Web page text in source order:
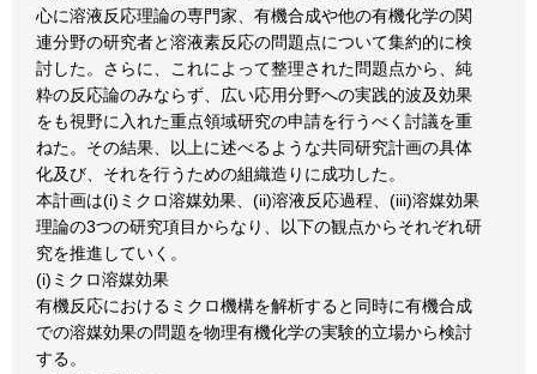
心に溶液反応理論の専門家、有機合成や他の有機化学の関
連分野の研究者と溶液素反応の問題点について集約的に検
討した。さらに、これによって整理された問題点から、純
粋の反応論のみならず、広い応用分野への実践的波及効果
をも視野に入れた重点領域研究の申請を行うべく討議を重
ねた。その結果、以上に述べるような共同研究計画の具体
化及び、それを行うための組織造りに成功した。
本計画は(i)ミクロ溶媒効果、(ii)溶液反応過程、(iii)溶媒効果
理論の3つの研究項目からなり、以下の観点からそれぞれ研
究を推進していく。
(i)ミクロ溶媒効果
有機反応におけるミクロ機構を解析すると同時に有機合成
での溶媒効果の問題を物理有機化学の実験的立場から検討
する。